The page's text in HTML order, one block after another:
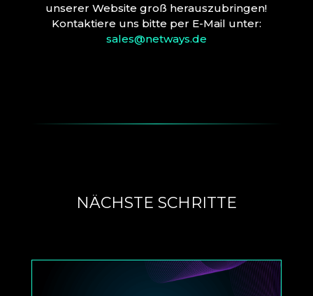
unserer Website groß herauszubringen!
Kontaktiere uns bitte per E-Mail unter:
sales@netways.de
NÄCHSTE SCHRITTE